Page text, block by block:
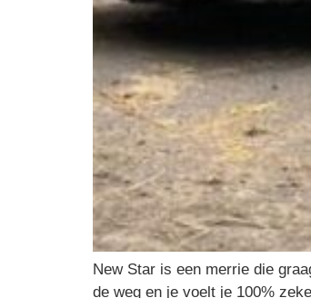
New Star is een merrie die
de weg en je voelt je 100%